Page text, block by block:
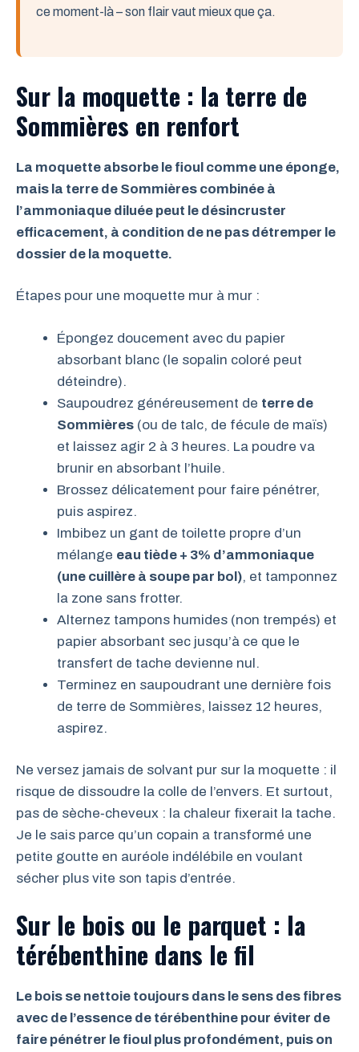
ce moment-là – son flair vaut mieux que ça.
Sur la moquette : la terre de
Sommières en renfort
La moquette absorbe le fioul comme une éponge,
mais la terre de Sommières combinée à
l’ammoniaque diluée peut le désincruster
efficacement, à condition de ne pas détremper le
dossier de la moquette.
Étapes pour une moquette mur à mur :
Épongez doucement avec du papier
absorbant blanc (le sopalin coloré peut
déteindre).
Saupoudrez généreusement de terre de
Sommières (ou de talc, de fécule de maïs)
et laissez agir 2 à 3 heures. La poudre va
brunir en absorbant l’huile.
Brossez délicatement pour faire pénétrer,
puis aspirez.
Imbibez un gant de toilette propre d’un
mélange eau tiède + 3% d’ammoniaque
(une cuillère à soupe par bol), et tamponnez
la zone sans frotter.
Alternez tampons humides (non trempés) et
papier absorbant sec jusqu’à ce que le
transfert de tache devienne nul.
Terminez en saupoudrant une dernière fois
de terre de Sommières, laissez 12 heures,
aspirez.
Ne versez jamais de solvant pur sur la moquette : il
risque de dissoudre la colle de l’envers. Et surtout,
pas de sèche‑cheveux : la chaleur fixerait la tache.
Je le sais parce qu’un copain a transformé une
petite goutte en auréole indélébile en voulant
sécher plus vite son tapis d’entrée.
Sur le bois ou le parquet : la
térébenthine dans le fil
Le bois se nettoie toujours dans le sens des fibres
avec de l’essence de térébenthine pour éviter de
faire pénétrer le fioul plus profondément, puis on